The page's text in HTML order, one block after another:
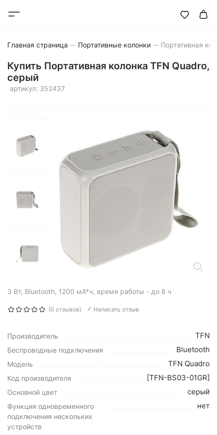
Главная страница Портативные колонки
Купить Портативная колонка TFN Quadro,
серый
артикул: 352437
3 Вт, Bluetooth, 1200 мА*ч, время работы - до 8 ч
(0 отзывов) Написать отзыв
Производитель TFN
Беспроводные подключения Bluetooth
Модель TFN Quadro
Код производителя [TFN-BS03-01GR]
Основной цвет серый
Функция одновременного
подключения нескольких
устройств
нет